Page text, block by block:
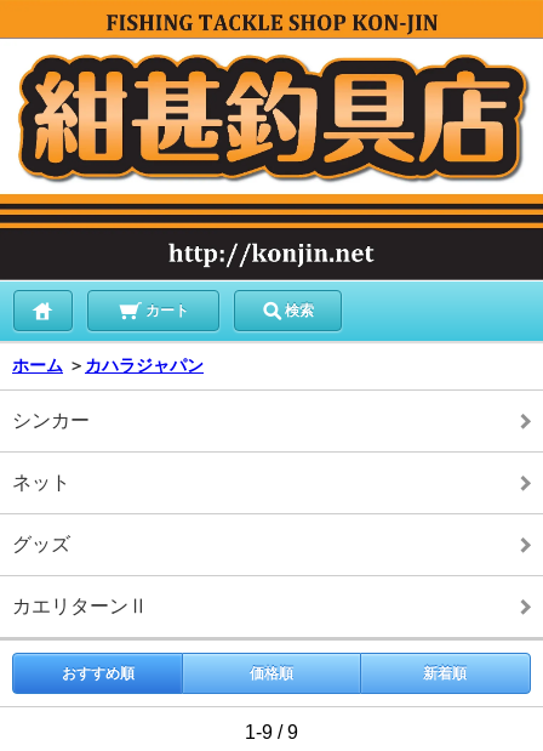
カート 検索
ホーム ＞ カハラジャパン
シンカー
ネット
グッズ
カエリターンⅡ
おすすめ順 価格順 新着順
1-9 / 9